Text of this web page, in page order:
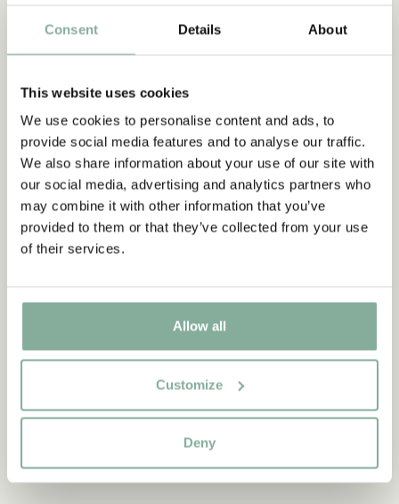
Consent Details About
This website uses cookies
We use cookies to personalise content and ads, to
provide social media features and to analyse our traffic.
We also share information about your use of our site with
our social media, advertising and analytics partners who
may combine it with other information that you’ve
provided to them or that they’ve collected from your use
of their services.
Allow all
Customize
Deny
BRICKOR